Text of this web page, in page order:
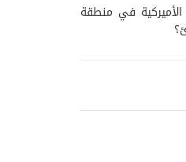
في منطقة